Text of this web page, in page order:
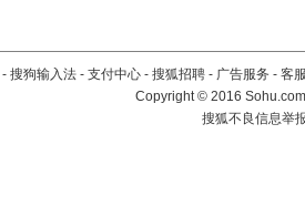
- 搜狗输入法 - 支付中心 - 搜狐招聘 - 广告服务 - 客
Copyright©2016
搜狐不良信息举